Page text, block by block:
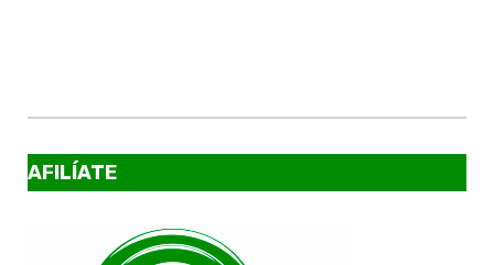
AFILÍATE